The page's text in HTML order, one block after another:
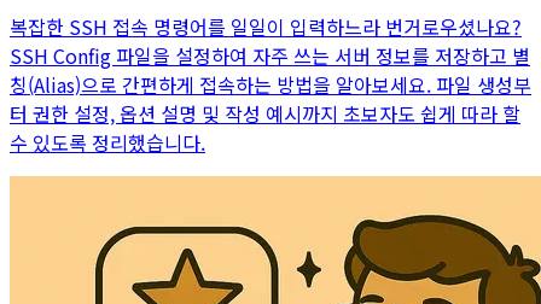
복잡한 SSH 접속 명령어를 일일이 입력하느라 번거로우셨나요?
SSH Config 파일을 설정하여 자주 쓰는 서버 정보를 저장하고 별
칭(Alias)으로 간편하게 접속하는 방법을 알아보세요. 파일 생성부
터 권한 설정, 옵션 설명 및 작성 예시까지 초보자도 쉽게 따라 할
수 있도록 정리했습니다.